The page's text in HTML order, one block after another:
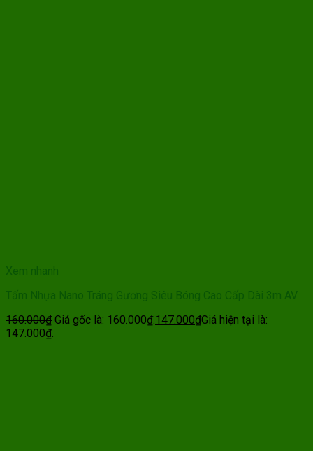
Xem nhanh
Tấm Nhựa Nano Tráng Gương Siêu Bóng Cao Cấp Dài 3m AV
160.000₫ Giá gốc là: 160.000₫.147.000₫Giá hiện tại là:
147.000₫.